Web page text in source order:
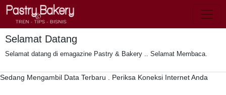
Selamat Datang
Selamat datang di emagazine Pastry & Bakery .. Selamat Membaca.
Sedang Mengambil Data Terbaru . Periksa Koneksi Internet Anda